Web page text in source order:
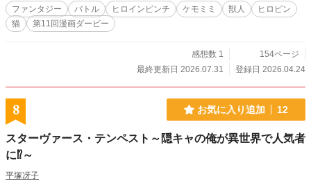
ファンタジー バトル ヒロインピンチ ケモミミ 獣人
ヒロピン
猫
第11回漫画ダービー
感想数 1
154ページ
最終更新日 2026.07.31
登録日 2026.04.24
8 お気に入り追加 12
スターヴァース・テンペスト～隠キャの俺が異世界で人気者
に⁉～
平塚冴子